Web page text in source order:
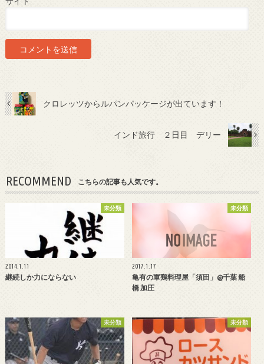
クロレッツからルパンパッケージが出ています！
インド旅行 ２日目 デリー
RECOMMEND こちらの記事も人気です。
未分類
2014.1.11
継続しか力にならない
未分類
2017.1.17
亀有の軍鶏料理屋「須田」@千葉 船
橋 加圧
未分類 未分類